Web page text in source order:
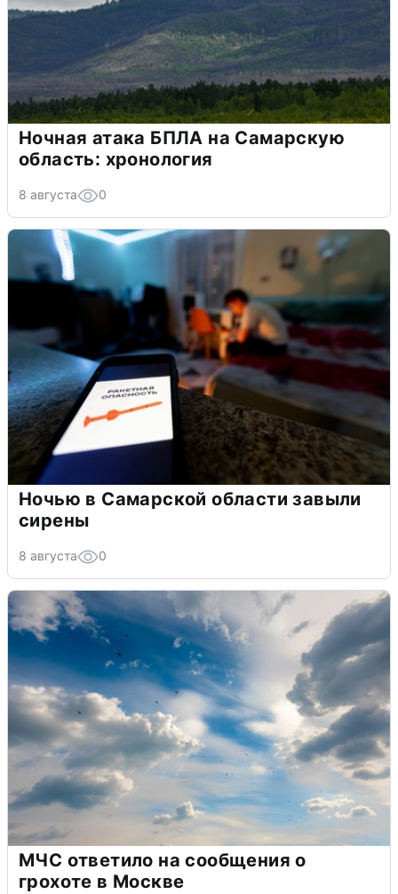
Ночная атака БПЛА на Самарскую
область: хронология
8 августа 0
Ночью в Самарской области завыли
сирены
8 августа 0
МЧС ответило на сообщения о
грохоте в Москве